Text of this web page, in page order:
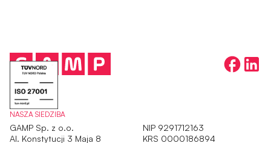
NASZA SIEDZIBA
GAMP Sp. z o.o.
Al. Konstytucji 3 Maja 8
NIP 9291712163
KRS 0000186894